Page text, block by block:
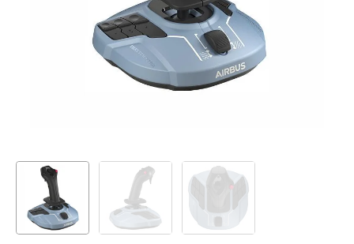
TV iekārtas
Spēļu konsoles
Nintendo Switch
MSI Claw